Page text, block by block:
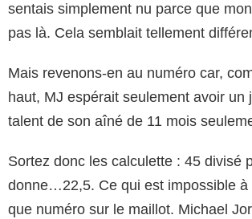
sentais simplement nu parce que
pas là. Cela semblait tellement
Mais revenons-en au numéro car,
haut, MJ espérait seulement avoir un
talent de son aîné de 11 mois
Sortez donc les calculette : 45 divisé
donne…22,5. Ce qui est impossible à
que numéro sur le maillot. Michael